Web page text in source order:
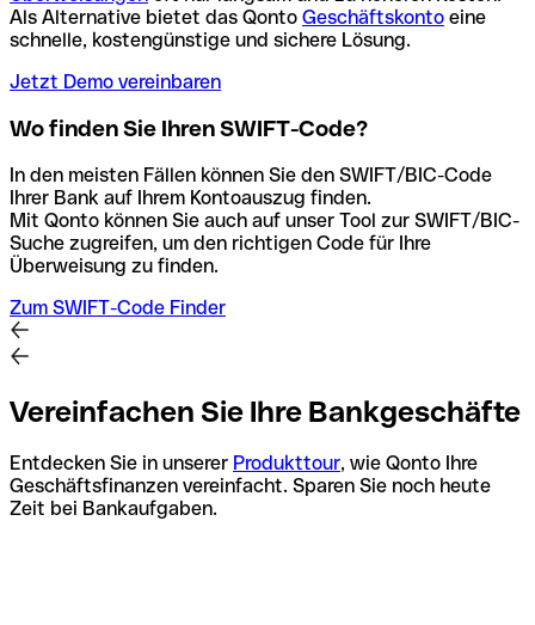
Als Alternative bietet das Qonto Geschäftskonto eine
schnelle, kostengünstige und sichere Lösung.
Jetzt Demo vereinbaren
Wo finden Sie Ihren SWIFT-Code?
In den meisten Fällen können Sie den SWIFT/BIC-Code
Ihrer Bank auf Ihrem Kontoauszug finden.
Mit Qonto können Sie auch auf unser Tool zur SWIFT/BIC-
Suche zugreifen, um den richtigen Code für Ihre
Überweisung zu finden.
Zum SWIFT-Code Finder
Vereinfachen Sie Ihre Bankgeschäfte
Entdecken Sie in unserer Produkttour, wie Qonto Ihre
Geschäftsfinanzen vereinfacht. Sparen Sie noch heute
Zeit bei Bankaufgaben.